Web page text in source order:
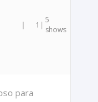
| 1 | 5
shows
para